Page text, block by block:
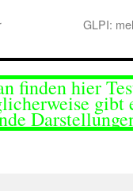
GLPI:
finden hier
gibt